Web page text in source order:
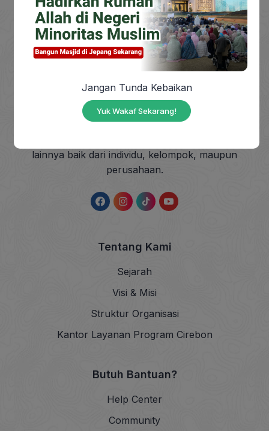
masyarakat, berdiri sejak tahun 1993, yang
berkhidmat mengangkat harkat sosial masyarakat
dhuafa dengan mendayagunakan zakat, infak,
lainnya baik dari individu, kelompok, maupun
perusahaan.
Tentang Kami
Sejarah
Visi & Misi
Struktur Organisasi
Kantor Layanan Program Cirebon
Butuh Bantuan?
Help Center
Community
Jangan Tunda Kebaikan
Yuk Wakaf Sekarang!